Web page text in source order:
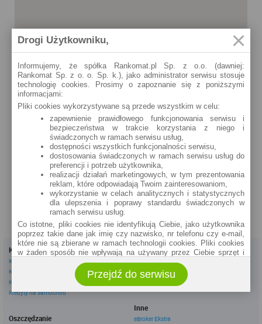
Ząbkowice Śląskie
Jasna 2 (24h)
szczegóły »
Ząbkowice Śląskie
Os. XX-lecia 16 (24h)
szczegóły »
Ząbkowice Śląskie
Rynek 10 (24h)
szczegóły »
Kredyty
Kredyty gotówkowe
Kredyty hipoteczne
Kredyty konsolidacyjne
Kredyty na samochód
Oszczędzanie
Dla firm
Kredyty firmowe
Konta firmowe
Inne
eBroker Ekstra
Drogi Użytkowniku,
Informujemy, że spółka Rankomat.pl Sp. z o.o. (dawniej:
Rankomat Sp. z o. o. Sp. k.), jako administrator serwisu stosuje
technologię cookies. Prosimy o zapoznanie się z poniższymi
informacjami:
Pliki cookies wykorzystywane są przede wszystkim w celu:
zapewnienie prawidłowego funkcjonowania serwisu i
bezpieczeństwa w trakcie korzystania z niego i
świadczonych w ramach serwisu usług,
dostępności wszystkich funkcjonalności serwisu,
dostosowania świadczonych w ramach serwisu usług do
preferencji i potrzeb użytkownika,
realizacji działań marketingowych, w tym prezentowania
reklam, które odpowiadają Twoim zainteresowaniom,
wykorzystanie w celach analitycznych i statystycznych
dla ulepszenia i poprawy standardu świadczonych w
ramach serwisu usług.
Co istotne, pliki cookies nie identyfikują Ciebie, jako użytkownika
poprzez takie dane jak imię czy nazwisko, nr telefonu czy e-mail,
które nie są zbierane w ramach technologii cookies. Pliki cookies
w żaden sposób nie wpływają na używany przez Ciebie sprzęt i
Zakres wykorzystywania plików cookies możliwy jest do
określenia w ustawieniach przeglądarki każdego użytkownika. Bez
wprowadzenia zmian ustawień, informacje w plikach cookies mogą
Administratorem danych pozyskiwanych w technologii cookies jest
Przejdź do serwisu